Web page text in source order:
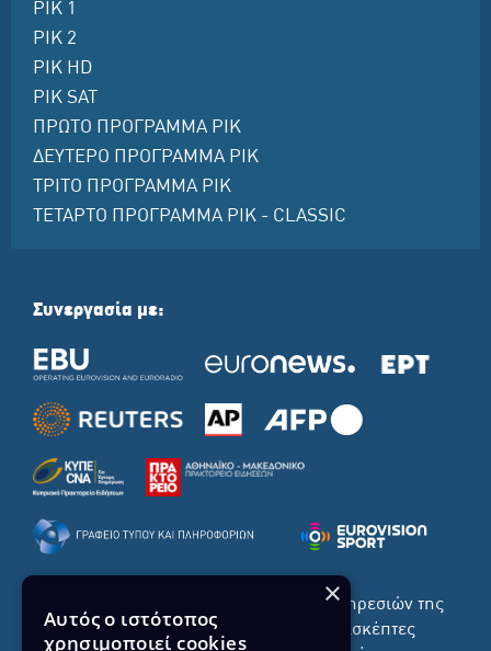
ΡΙΚ 1
ΡΙΚ 2
ΡΙΚ HD
ΡΙΚ SAT
ΠΡΩΤΟ ΠΡΟΓΡΑΜΜΑ ΡΙΚ
ΔΕΥΤΕΡΟ ΠΡΟΓΡΑΜΜΑ ΡΙΚ
ΤΡΙΤΟ ΠΡΟΓΡΑΜΜΑ ΡΙΚ
ΤΕΤΑΡΤΟ ΠΡΟΓΡΑΜΜΑ ΡΙΚ - CLASSIC
Συνεργασία με:
Το σύνολο του περιεχομένου και των υπηρεσιών της
ιστοσελίδας του ΡΙΚ διατίθεται στους επισκέπτες
×
Αυτός ο ιστότοπος
χρησιμοποιεί cookies